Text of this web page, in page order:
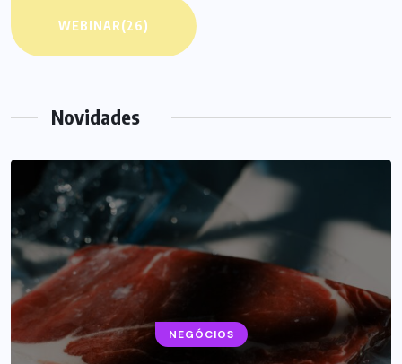
WEBINAR(26)
Novidades
BEBIDAS LANÇAMENTOS